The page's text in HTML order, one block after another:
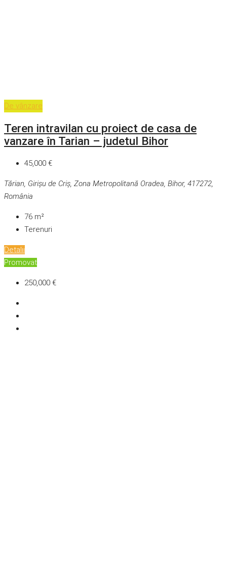
De vânzare
Teren intravilan cu proiect de casa de
vanzare în Tarian – judetul Bihor
45,000 €
Tărian, Girișu de Criș, Zona Metropolitană Oradea, Bihor, 417272,
România
76 m²
Terenuri
Detalii
Promovat
250,000 €